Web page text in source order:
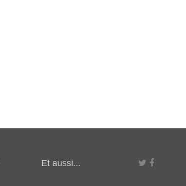
Et aussi...